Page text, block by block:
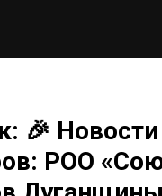
🎉
РОО